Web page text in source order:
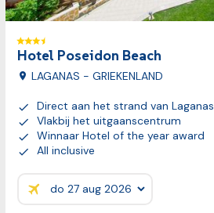
Hotel Poseidon Beach
LAGANAS - GRIEKENLAND
Direct aan het strand van Laganas
Vlakbij het uitgaanscentrum
Winnaar Hotel of the year award
All inclusive
Prijzen: